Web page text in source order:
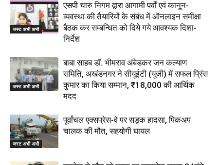
जस्ट अभी अभी
एसपी चारु निगम द्वारा आगामी पर्वों एवं कानून-
व्यवस्था की तैयारियों के संबंध में ऑनलाइन समीक्षा
बैठक कर सम्बन्धित को दिये गये आवश्यक दिशा-
निर्देश
जस्ट अभी अभी
बाबा साहब डॉ. भीमराव अंबेडकर जन कल्याण
समिति, अखंडनगर ने सीयूईटी (यूजी) में सफल प्रिंस
कुमार का किया सम्मान, ₹18,000 की आर्थिक
मदद
जस्ट अभी अभी
पूर्वांचल एक्सप्रेस-वे पर सड़क हादसा, पिकअप
चालक की मौत, सहयोगी घायल